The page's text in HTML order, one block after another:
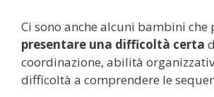
Ci sono anche alcuni bambini che
presentare una difficoltà certa
coordinazione, abilità
difficoltà a comprendere le